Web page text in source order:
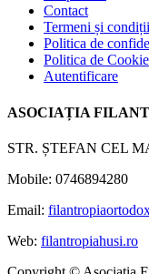
Contact
Termeni și condiții
Politica de
Politica de
Autentificare
ASOCIAȚIA
STR. ȘTEFAN CEL
Mobile: 0746894280
Email:
Web: filantropiahusi.ro